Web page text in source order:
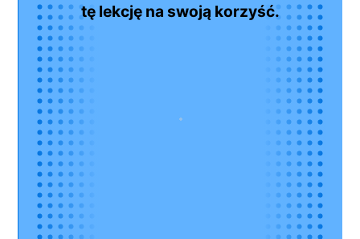
tę lekcję na swoją korzyść.